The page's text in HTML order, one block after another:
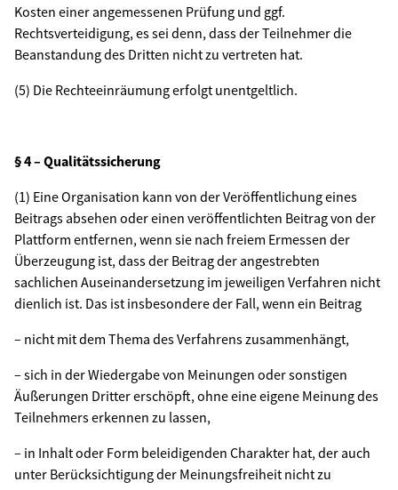
Kosten einer angemessenen Prüfung und ggf.
Rechtsverteidigung, es sei denn, dass der Teilnehmer die
Beanstandung des Dritten nicht zu vertreten hat.
(5) Die Rechteeinräumung erfolgt unentgeltlich.
§ 4 – Qualitätssicherung
(1) Eine Organisation kann von der Veröffentlichung eines
Beitrags absehen oder einen veröffentlichten Beitrag von der
Plattform entfernen, wenn sie nach freiem Ermessen der
Überzeugung ist, dass der Beitrag der angestrebten
sachlichen Auseinandersetzung im jeweiligen Verfahren nicht
dienlich ist. Das ist insbesondere der Fall, wenn ein Beitrag
– nicht mit dem Thema des Verfahrens zusammenhängt,
– sich in der Wiedergabe von Meinungen oder sonstigen
Äußerungen Dritter erschöpft, ohne eine eigene Meinung des
Teilnehmers erkennen zu lassen,
– in Inhalt oder Form beleidigenden Charakter hat, der auch
unter Berücksichtigung der Meinungsfreiheit nicht zu